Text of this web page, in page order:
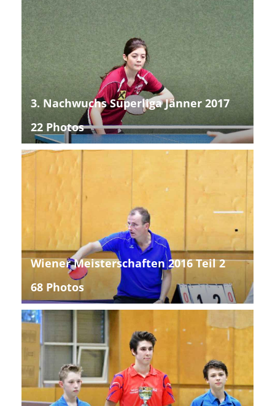
3. Nachwuchs Superliga Jänner 2017
22 Photos
Wiener Meisterschaften 2016 Teil 2
68 Photos